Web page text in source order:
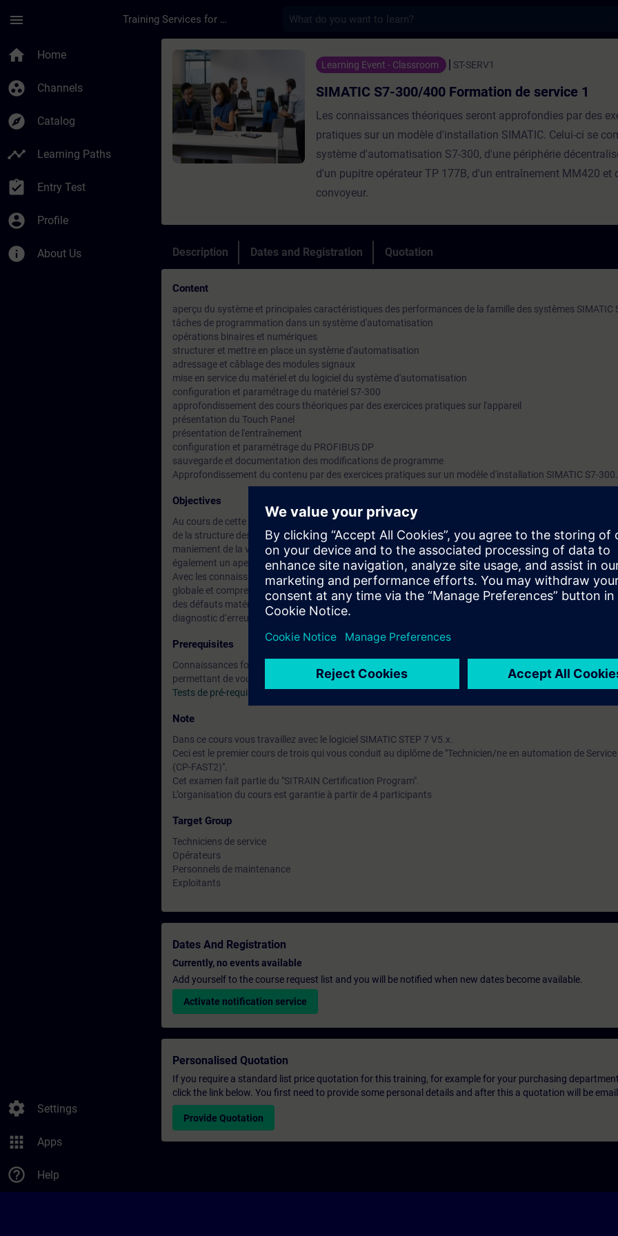
menu Training Services for Digital Industries
home Home
group_work Channels
explore Catalog
timeline Learning Paths
assignment_turned_in Entry Test
account_circle Profile
info About Us
settings Settings
apps Apps
help_outline Help
Course - SIMATIC S7-300/400 Formation de service 1 -
Learning Event - Classroom ST-SERV1
SIMATIC S7-300/400 Formation de service 1
Les connaissances théoriques seront approfondies par des
pratiques sur un modèle d'installation SIMATIC. Celui-ci se
système d'automatisation S7-300, d'une périphérie
d'un pupitre opérateur TP 177B, d'un entraînement MM420 et
convoyeur.
Description Dates and Registration Quotation
Content
aperçu du système et principales caractéristiques des performances de la famille des systèmes SIMATIC
tâches de programmation dans un système d'automatisation
opérations binaires et numériques
structurer et mettre en place un système d'automatisation
adressage et câblage des modules signaux
mise en service du matériel et du logiciel du système d'automatisation
configuration et paramétrage du matériel S7-300
approfondissement des cours théoriques par des exercices pratiques sur l'appareil
présentation du Touch Panel
présentation de l'entraînement
configuration et paramétrage du PROFIBUS DP
sauvegarde et documentation des modifications de programme
Approfondissement du contenu par des exercices pratiques sur un modèle d'installation SIMATIC S7-300.
Objectives
Au cours de cette première partie de la formation de service, nous vous transmettrons les
de la structure des systèmes d‘automatisation, la configuration ainsi que le paramétrage de la partie
maniement de la version de base du logiciel STEP 7 ainsi que les principes de base de la programmation.
également un aperçu de la conduite et de la supervision, de PROFIBUS DP et de l‘intégration des
Avec les connaissances sur l‘automatisation de la fabrication intégrée, vous considérez votre système de
globale et comprenez l‘interaction des différents composants. Vous pourrez, après avoir suivi ce cours,
des défauts matériels simples, échanger des composants, coordonner les composants de façon
diagnostic d‘erreurs sûr et réduire ainsi les durées d‘immobilisation.
Prerequisites
Connaissances fondamentales de la technique d‘automatisation. Vous disposez d‘un test d‘admissibilité
permettant de vous assurer que la formation choisie par vos soins corresponde à vos compétences.
Tests de pré-requis en ligne ST-SERV1.
Note
Dans ce cours vous travaillez avec le logiciel SIMATIC STEP 7 V5.x.
Ceci est le premier cours de trois qui vous conduit au diplôme de "Technicien/ne en automation de Service
(CP-FAST2)".
Cet examen fait partie du "SITRAIN Certification Program".
L’organisation du cours est garantie à partir de 4 participants
Target Group
Techniciens de service
Opérateurs
Personnels de maintenance
Exploitants
Dates And Registration
Currently, no events available
Add yourself to the course request list and you will be notified when new dates become available.
Activate notification service
Personalised Quotation
If you require a standard list price quotation for this training, for example for your purchasing
click the link below. You first need to provide some personal details and after this a quotation will be
Provide Quotation